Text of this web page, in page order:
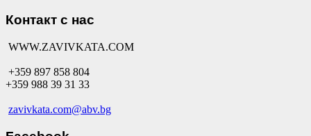
Контакт с нас
WWW.ZAVIVKATA.COM
+359 897 858 804
+359 988 39 31 33
zavivkata.com@abv.bg